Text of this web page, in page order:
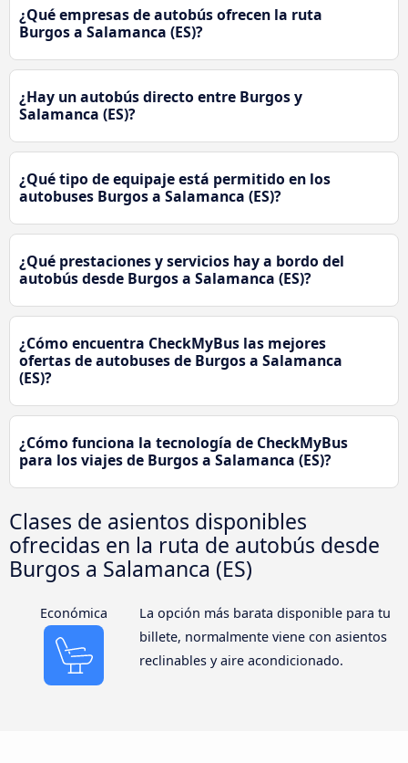
¿Qué empresas de autobús ofrecen la ruta
Burgos a Salamanca (ES)?
¿Hay un autobús directo entre Burgos y
Salamanca (ES)?
¿Qué tipo de equipaje está permitido en los
autobuses Burgos a Salamanca (ES)?
¿Qué prestaciones y servicios hay a bordo del
autobús desde Burgos a Salamanca (ES)?
¿Cómo encuentra CheckMyBus las mejores
ofertas de autobuses de Burgos a Salamanca
(ES)?
¿Cómo funciona la tecnología de CheckMyBus
para los viajes de Burgos a Salamanca (ES)?
Clases de asientos disponibles
ofrecidas en la ruta de autobús desde
Burgos a Salamanca (ES)
Económica
La opción más barata disponible para tu
billete, normalmente viene con asientos
reclinables y aire acondicionado.